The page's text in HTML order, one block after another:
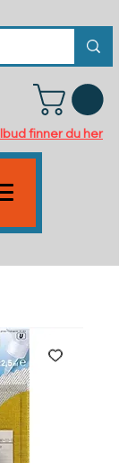
finner du her